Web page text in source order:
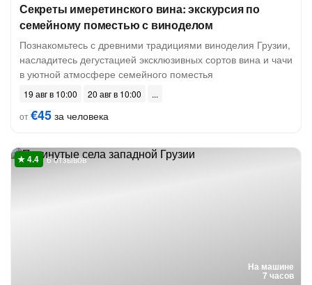
Секреты имеретинского вина: экскурсия по
семейному поместью с виноделом
Познакомьтесь с древними традициями виноделия Грузии,
насладитесь дегустацией эксклюзивных сортов вина и чачи
в уютной атмосфере семейного поместья
19 авг в 10:00
20 авг в 10:00
от€45 за человека
На машине
7 часов
6 отзывов